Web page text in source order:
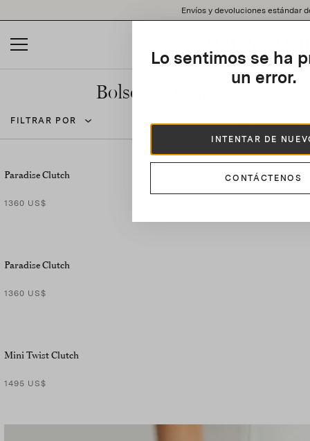
note:
website
an
Envíos y devoluciones estándar
Lo sentimos se ha
un error.
INTENTAR DE
CONTÁCTENOS
Bolsos & Joyas
FILTRAR POR
Paradise Clutch
1360 US$
Paradise Clutch
1360 US$
Mini Twist Clutch
1495 US$